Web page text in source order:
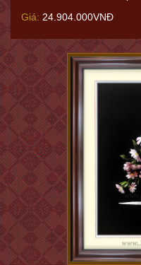
Giá: 24.904.000VNĐ